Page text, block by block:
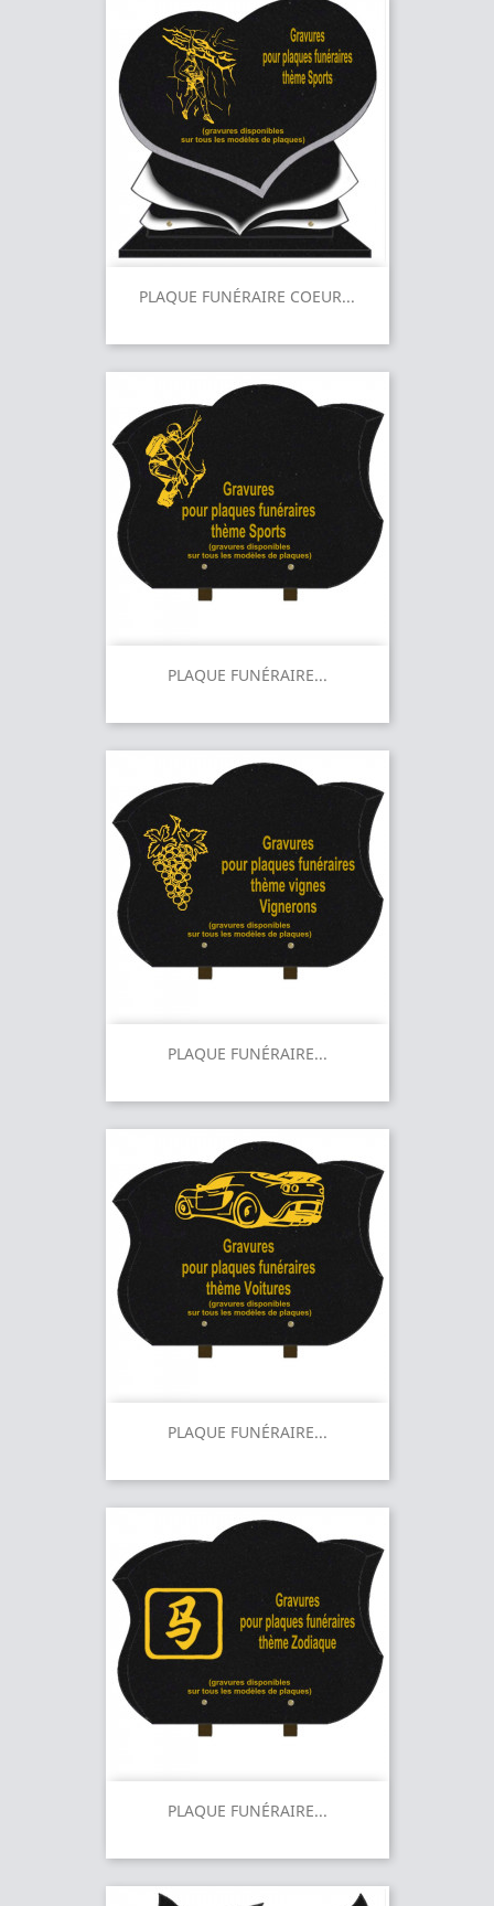
PLAQUE FUNÉRAIRE COEUR...
PLAQUE FUNÉRAIRE...
PLAQUE FUNÉRAIRE...
PLAQUE FUNÉRAIRE...
PLAQUE FUNÉRAIRE...